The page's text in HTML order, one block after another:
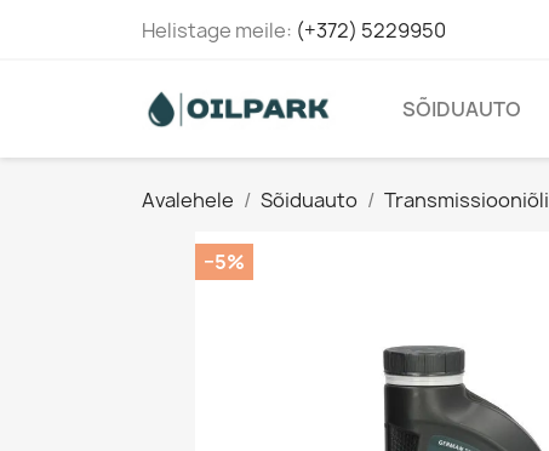
Helistage meile: (+372) 5229950
SÕIDUAUTO
Avalehele Sõiduauto Transmissiooniõli
−5%